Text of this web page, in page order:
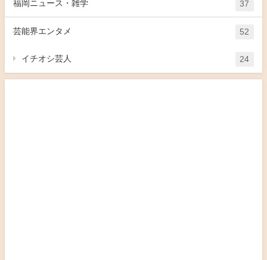
福岡ニュース・雑学 37
芸能界エンタメ 52
イチオシ芸人 24